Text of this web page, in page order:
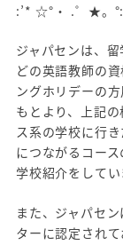
:’* ☆°・ .゜★。
ジャパセンは、
どの英語教師の
ングホリデーの
もとより、上記の
ス系の学校に行
につながるコー
学校紹介をしてい
また、ジャパセ
ターに認定されて